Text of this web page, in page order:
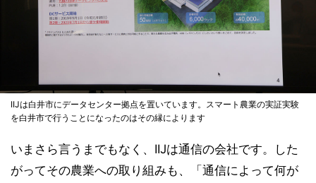
IIJは白井市にデータセンター拠点を置いています。スマート農業の実証実験
を白井市で行うことになったのはその縁によります
いまさら言うまでもなく、IIJは通信の会社です。した
がってその農業への取り組みも、「通信によって何が